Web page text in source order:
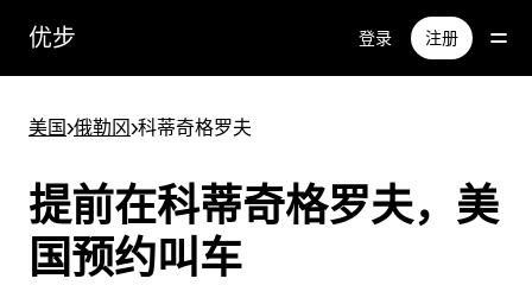
优步 登录 注册
美国>俄勒冈>科蒂奇格罗夫
提前在科蒂奇格罗夫，美
国预约叫车